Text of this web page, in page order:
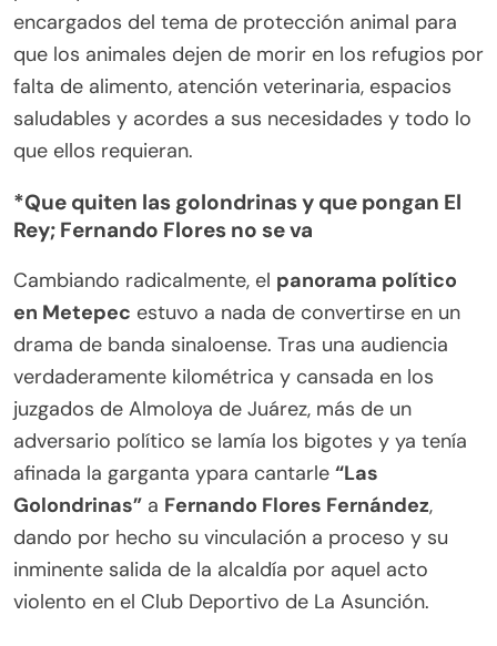
encargados del tema de protección animal para
que los animales dejen de morir en los refugios por
falta de alimento, atención veterinaria, espacios
saludables y acordes a sus necesidades y todo lo
que ellos requieran.
*Que quiten las golondrinas y que pongan El
Rey; Fernando Flores no se va
Cambiando radicalmente, el panorama político
en Metepec estuvo a nada de convertirse en un
drama de banda sinaloense. Tras una audiencia
verdaderamente kilométrica y cansada en los
juzgados de Almoloya de Juárez, más de un
adversario político se lamía los bigotes y ya tenía
afinada la garganta ypara cantarle “Las
Golondrinas” a Fernando Flores Fernández,
dando por hecho su vinculación a proceso y su
inminente salida de la alcaldía por aquel acto
violento en el Club Deportivo de La Asunción.